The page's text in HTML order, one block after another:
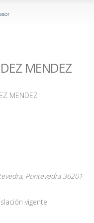
MENDEZ
MENDEZ
Pontevedra 36201
vigente